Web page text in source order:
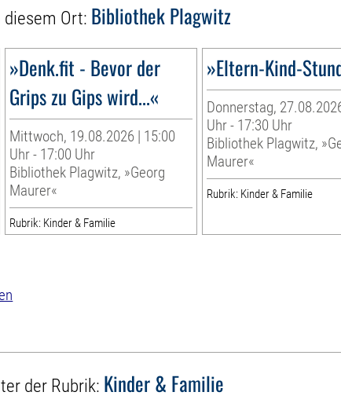
Ort: Bibliothek Plagwitz
»Denk.fit - Bevor der
Grips zu Gips wird...«
Mittwoch, 19.08.2026 | 15:00
Uhr - 17:00 Uhr
Bibliothek Plagwitz, »Georg
Maurer«
Rubrik: Kinder & Familie
»Eltern-Kind-
Donnerstag,
Uhr - 17:30 Uhr
Bibliothek Plagwitz,
Maurer«
Rubrik: Kinder & Familie
der Rubrik: Kinder & Familie